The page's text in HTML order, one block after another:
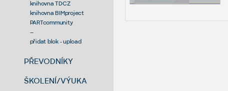
knihovna TDCZ
knihovna BIMproject
PARTcommunity
--
přidat blok - upload
PŘEVODNÍKY
ŠKOLENÍ/VÝUKA